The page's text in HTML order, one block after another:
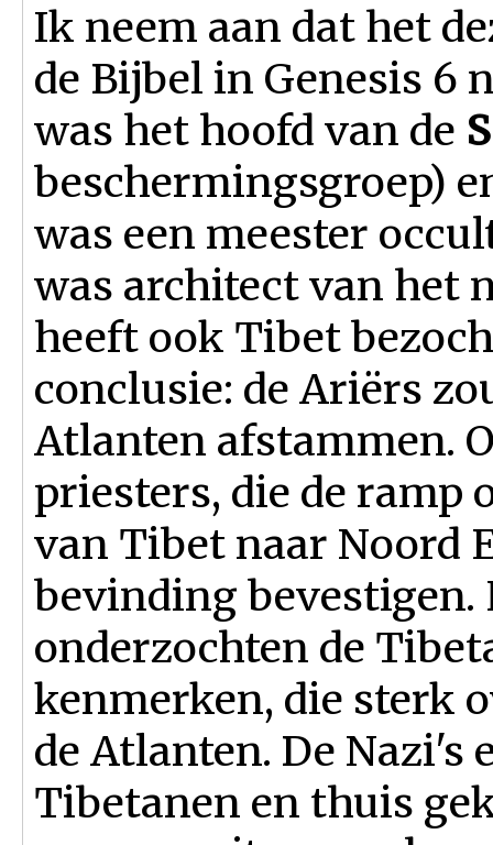
Ik neem aan dat het
de Bijbel in Genesis 6
was het hoofd van de
beschermingsgroep)
was een meester
was architect van het
heeft ook Tibet
conclusie: de Ariërs
Atlanten afstammen.
priesters, die de ramp
van Tibet naar Noord
bevinding
onderzochten de
kenmerken, die sterk
de Atlanten. De Nazi's
Tibetanen en thuis